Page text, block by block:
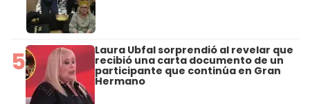
5 Laura Ubfal sorprendió al revelar que
recibió una carta documento de un
participante que continúa en Gran
Hermano